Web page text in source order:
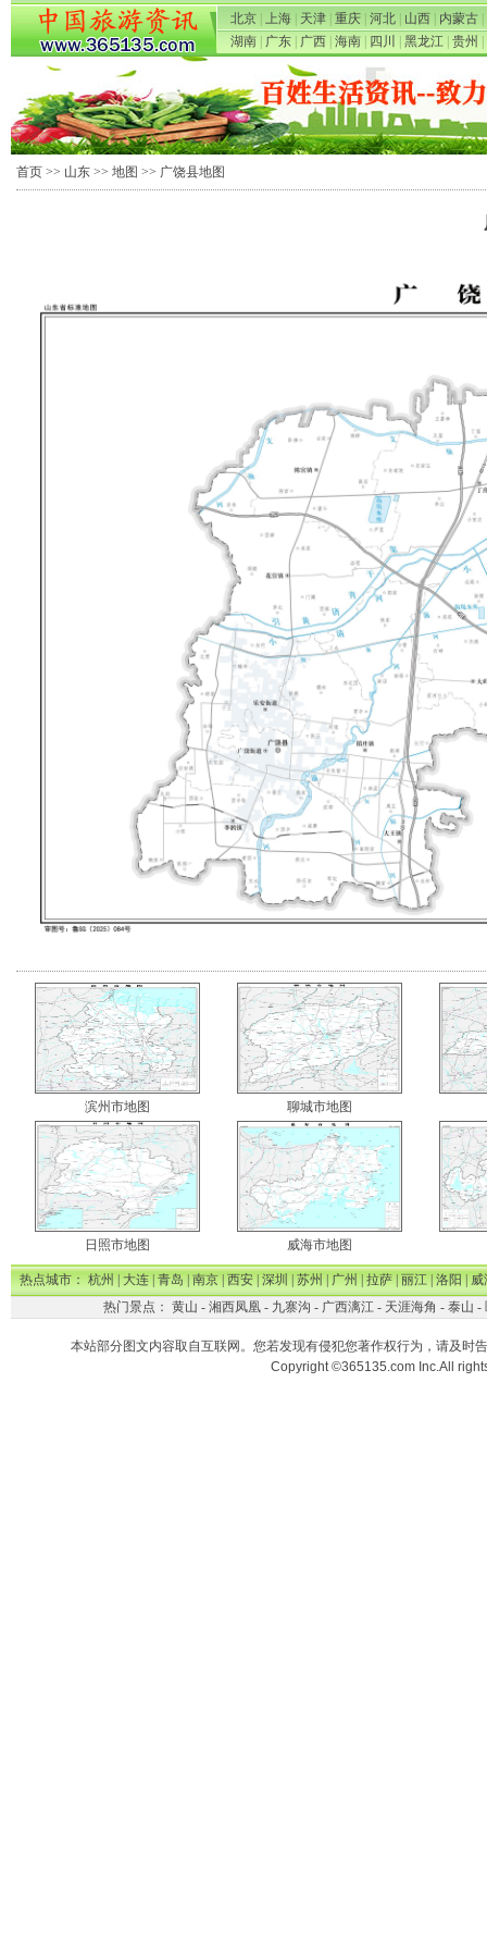
北京 上海 天津 重庆 河北 山西 内蒙古
湖南
广东 广西 海南 四川 黑龙江 贵州
首页 >> 山东 >> 地图 >> 广饶县地图
滨州市地图 聊城市地图
日照市地图 威海市地图
热点城市：杭州|大连|青岛|南京|西安|深圳|苏州|广州|拉萨|丽江|洛阳|威
热门景点： 黄山 - 湘西凤凰- 九寨沟 - 广西漓江- 天涯海角 - 泰山 -
本站部分图文内容取自互联网。您若发现有侵犯您著作权行为，请及时
Copyright ©365135.com Inc.All